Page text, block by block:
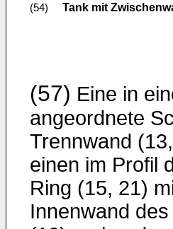
(54) Tank mit
(57) Eine in
angeordnete
Trennwand
einen im Profil
Ring (15, 21)
Innenwand